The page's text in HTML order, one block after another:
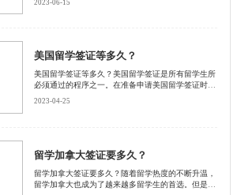
还要注意申请所需的时间。启德小编为大家逐一解
2023-06-15
美国留学签证等多久？
美国留学签证等多久？美国留学签证是所有留学生所
必须通过的程序之一。在准备申请美国留学签证时，
2023-04-25
留学加拿大签证要多久？
留学加拿大签证要多久？随着留学热度的不断升温，
留学加拿大也成为了越来越多留学生的首选。但是，